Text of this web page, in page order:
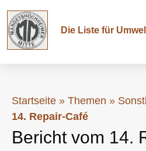
Die Liste für
Startseite » Themen »
14. Repair-Café
Bericht vom 14.